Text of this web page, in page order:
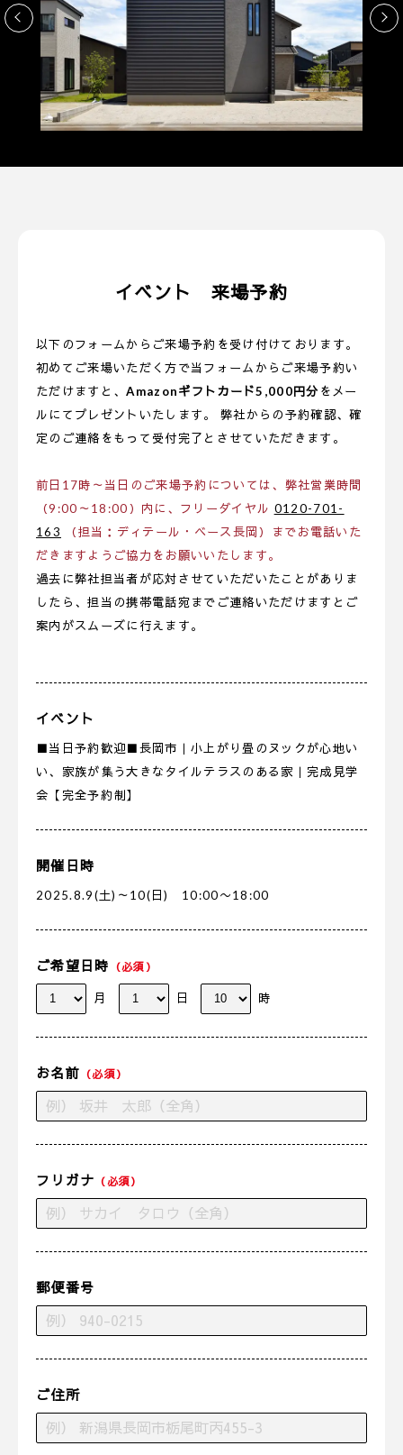
イベント 来場予約
以下のフォームからご来場予約を受け付けております。
初めてご来場いただく方で当フォームからご来場予約い
ただけますと、Amazonギフトカード5,000円分をメー
ルにてプレゼントいたします。 弊社からの予約確認、確
定のご連絡をもって受付完了とさせていただきます。
前日17時～当日のご来場予約については、弊社営業時間
（9:00～18:00）内に、フリーダイヤル 0120-701-
163
（担当：ディテール・ベース長岡）までお電話いた
だきますようご協力をお願いいたします。
過去に弊社担当者が応対させていただいたことがありま
したら、担当の携帯電話宛までご連絡いただけますとご
案内がスムーズに行えます。
イベント
■当日予約歓迎■長岡市｜小上がり畳のヌックが心地い
い、家族が集う大きなタイルテラスのある家｜完成見学
会【完全予約制】
開催日時
2025.8.9(土)～10(日) 10:00〜18:00
ご希望日時 （必須）
月 日 時
お名前 （必須）
フリガナ （必須）
郵便番号
ご住所